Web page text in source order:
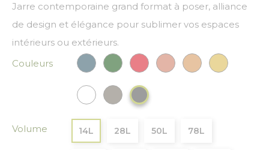
Jarre contemporaine grand format à poser, alliance
de design et élégance pour sublimer vos espaces
intérieurs ou extérieurs.
Couleurs
Bleu paonVert FoncéRougeCuivreBronzeOr
Blanc Gris Gris anthracite
Volume 14L 28L 50L 78L